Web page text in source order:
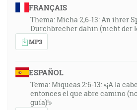
FRANÇAIS
Thema: Micha 2,6-13: An ihrer
Durchbrecher dahin (nicht der
MP3
ESPAÑOL
Tema: Miqueas 2:6-13: «¡A la
entonces el que abre camino
guía)!»